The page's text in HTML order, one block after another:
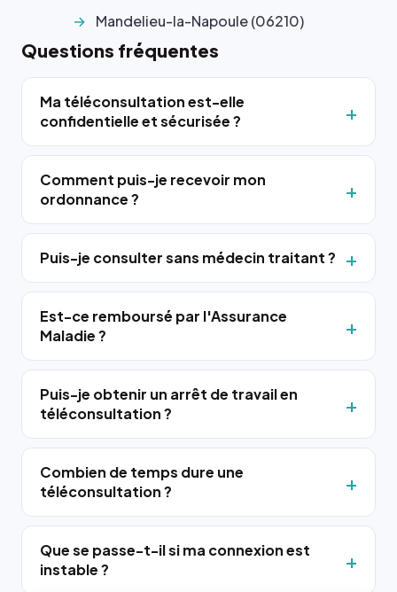
Mandelieu-la-Napoule (06210)
Questions fréquentes
Ma téléconsultation est-elle
confidentielle et sécurisée ?
Comment puis-je recevoir mon
ordonnance ?
Puis-je consulter sans médecin traitant ?
Est-ce remboursé par l'Assurance
Maladie ?
Puis-je obtenir un arrêt de travail en
téléconsultation ?
Combien de temps dure une
téléconsultation ?
Que se passe-t-il si ma connexion est
instable ?